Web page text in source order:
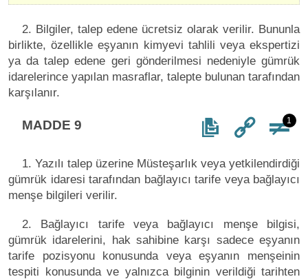
2. Bilgiler, talep edene ücretsiz olarak verilir. Bununla
birlikte, özellikle eşyanın kimyevi tahlili veya ekspertizi
ya da talep edene geri gönderilmesi nedeniyle gümrük
idarelerince yapılan masraflar, talepte bulunan tarafından
karşılanır.
MADDE 9 1
1. Yazılı talep üzerine Müsteşarlık veya yetkilendirdiği
gümrük idaresi tarafından bağlayıcı tarife veya bağlayıcı
menşe bilgileri verilir.
2. Bağlayıcı tarife veya bağlayıcı menşe bilgisi,
gümrük idarelerini, hak sahibine karşı sadece eşyanın
tarife pozisyonu konusunda veya eşyanın menşeinin
tespiti konusunda ve yalnızca bilginin verildiği tarihten